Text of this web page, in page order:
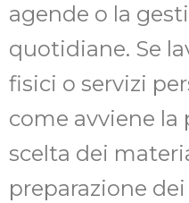
agende o la
quotidiane. Se
fisici o servizi
come avviene la
scelta dei
preparazione